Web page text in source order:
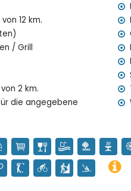
Überwachungsdienst
gegen Aufpreis
Babybetten (auf
von 5 Kilometern vom Haus)
vom Haus)
Kultur in Denia, Costa Blanca
12 km.
/ Grill
2 km.
die angegebene